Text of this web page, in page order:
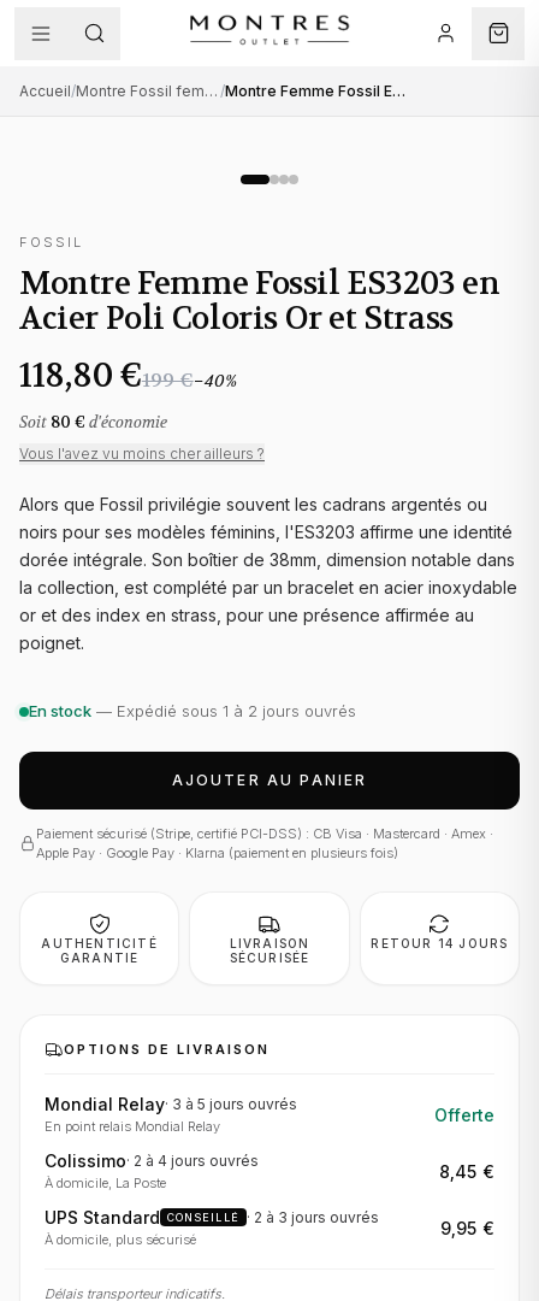
Accueil/ Montre Fossil femme / Montre Femme Fossil ES3203 en Acier Poli Coloris Or et Strass
FOSSIL
Montre Femme Fossil ES3203 en
Acier Poli Coloris Or et Strass
118,80 €199 €−40%
Soit 80 € d'économie
Vous l'avez vu moins cher ailleurs ?
Alors que Fossil privilégie souvent les cadrans argentés ou
noirs pour ses modèles féminins, l'ES3203 affirme une identité
dorée intégrale. Son boîtier de 38mm, dimension notable dans
la collection, est complété par un bracelet en acier inoxydable
or et des index en strass, pour une présence affirmée au
poignet.
En stock — Expédié sous 1 à 2 jours ouvrés
AJOUTER AU PANIER
Paiement sécurisé (Stripe, certifié PCI-DSS) : CB Visa · Mastercard · Amex ·
Apple Pay · Google Pay · Klarna (paiement en plusieurs fois)
AUTHENTICITÉ
GARANTIE
LIVRAISON
SÉCURISÉE
RETOUR 14 JOURS
OPTIONS DE LIVRAISON
Mondial Relay· 3 à 5 jours ouvrés
En point relais Mondial Relay
Offerte
Colissimo· 2 à 4 jours ouvrés
À domicile, La Poste
8,45 €
UPS Standard CONSEILLÉ · 2 à 3 jours ouvrés
À domicile, plus sécurisé
9,95 €
Délais transporteur indicatifs.